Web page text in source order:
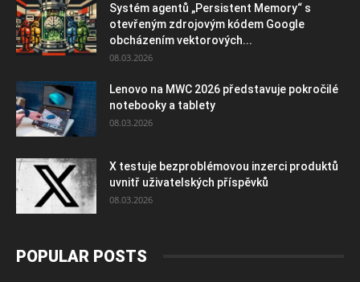
Systém agentů „Persistent Memory“ s
otevřeným zdrojovým kódem Google
obcházením vektorových...
08.03.2026
Lenovo na MWC 2026 představuje pokročilé
notebooky a tablety
08.03.2026
X testuje bezproblémovou inzerci produktů
uvnitř uživatelských příspěvků
08.03.2026
POPULAR POSTS